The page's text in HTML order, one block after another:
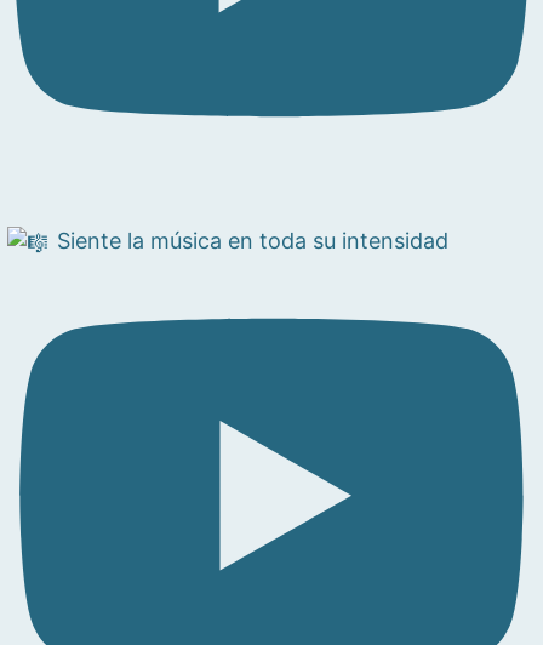
Siente la música en toda su intensidad